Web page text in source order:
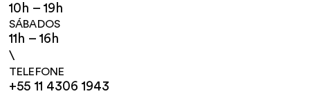
10h – 19h
SÁBADOS
11h – 16h
\
TELEFONE
+55 11 4306 1943